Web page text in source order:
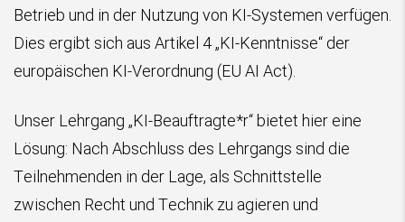
Betrieb und in der Nutzung von KI-Systemen verfügen.
Dies ergibt sich aus Artikel 4 „KI-Kenntnisse“ der
europäischen KI-Verordnung (EU AI Act).
Unser Lehrgang „KI-Beauftragte*r“ bietet hier eine
Lösung: Nach Abschluss des Lehrgangs sind die
Teilnehmenden in der Lage, als Schnittstelle
zwischen Recht und Technik zu agieren und